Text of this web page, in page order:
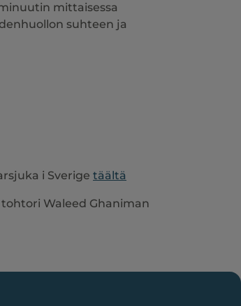
mittaisessa
suhteen ja
i Sverige täältä
tohtori Waleed Ghaniman